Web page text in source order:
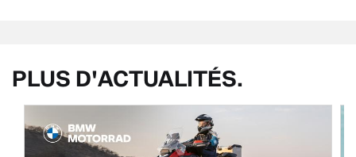
PLUS D'ACTUALITÉS.